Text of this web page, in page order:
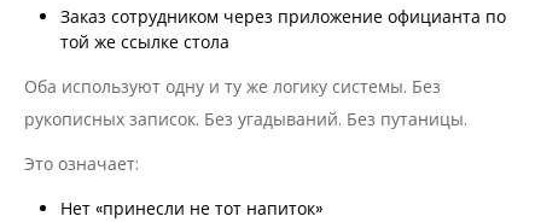
Заказ сотрудником через приложение официанта по
той же ссылке стола
Оба используют одну и ту же логику системы. Без
рукописных записок. Без угадываний. Без путаницы.
Это означает:
Нет «принесли не тот напиток»